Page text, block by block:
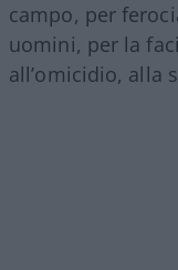
campo, per
uomini, per la
all’omicidio, alla